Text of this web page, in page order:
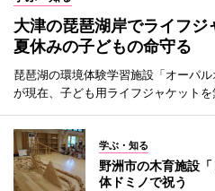
大津の琵琶湖岸でライフ
夏休みの子どもの命守る
琵琶湖の環境体験学習施設「オーパ
が現在、子ども用ライフジャケットを
学ぶ・知る
野洲市の木育施設
体ドミノで祝う